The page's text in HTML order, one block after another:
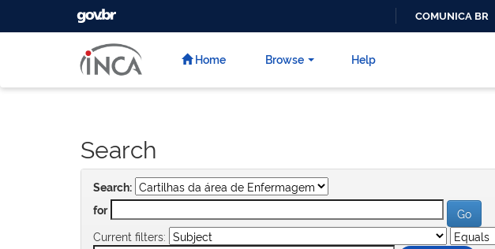
GOVBR
COMUNICA BR
Home Browse Help
Search
Search:
for
Current filters: